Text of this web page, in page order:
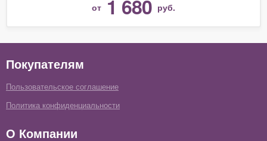
от 1 680 руб.
Покупателям
Пользовательское соглашение
Политика конфиденциальности
О Компании